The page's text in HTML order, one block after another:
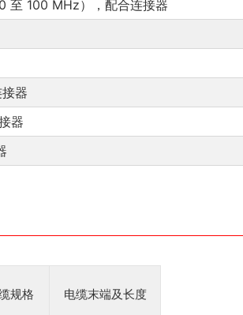
100 MHz），配合连接器
器
器
规格
电缆末端及长度